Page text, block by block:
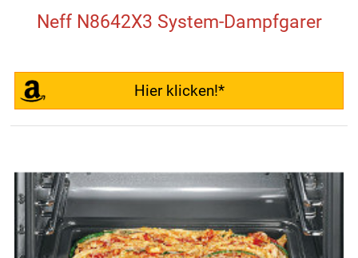
Neff N8642X3 System-Dampfgarer
Hier klicken!*